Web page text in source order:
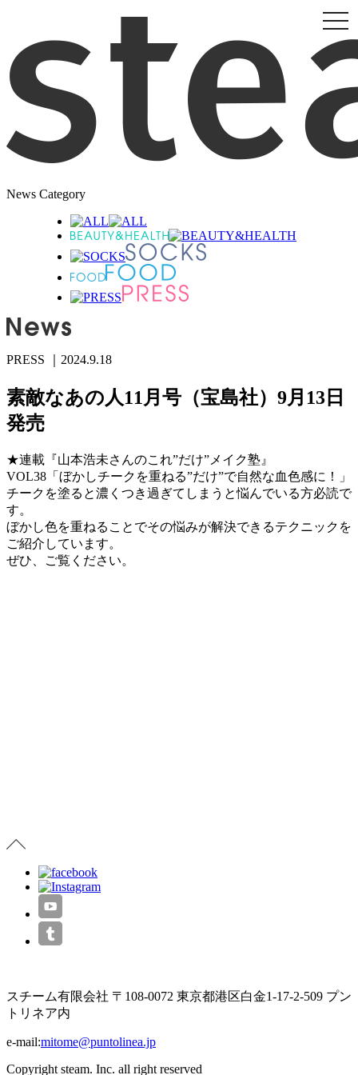
News Category
PRESS ｜2024.9.18
素敵なあの人11月号（宝島社）9月13日
発売
★連載『山本浩未さんのこれ”だけ”メイク塾』
VOL38「ぼかしチークを重ねる”だけ”で自然な血色感に！」
チークを塗ると濃くつき過ぎてしまうと悩んでいる方必読で
す。
ぼかし色を重ねることでその悩みが解決できるテクニックを
ご紹介しています。
ぜひ、ご覧ください。
スチーム有限会社 〒108-0072 東京都港区白金1-17-2-509 プン
トリネア内
e-mail:mitome@puntolinea.jp
Copyright steam. Inc. all right reserved